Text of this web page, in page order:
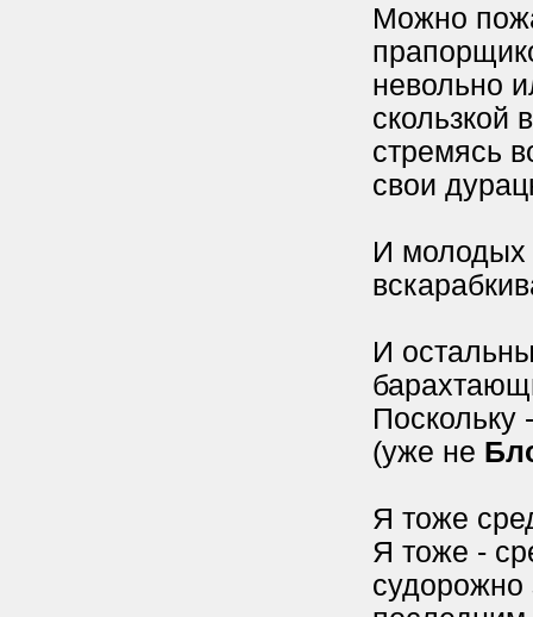
Можно
невольно
скользкой
стремясь
свои
И молодых
И
Поскольку
(уже не
Я тоже
Я тоже -